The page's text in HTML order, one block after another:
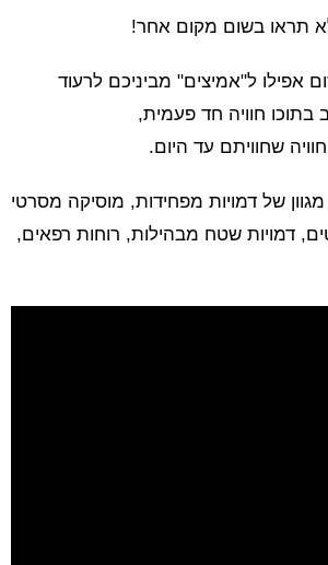
תראו בשום מקום אחר!
אפילו ל"אמיצים" מביניכם לרעוד
חוויה חד פעמית,
שחוויתם עד היום.
של דמויות מפחידות, מוסיקה מסרטי
דמויות שטח מבהילות, רוחות רפאים,